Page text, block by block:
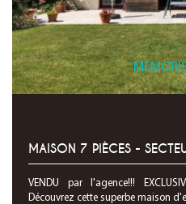
MAISON 7 PIÈCES -
VENDU par l'agence!!!
Découvrez cette superbe maison